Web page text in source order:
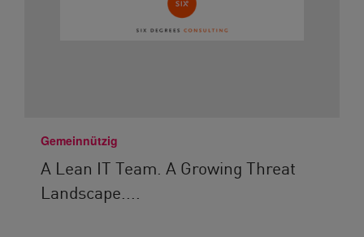
Gemeinnützig
A Lean IT Team. A Growing Threat
Landscape....